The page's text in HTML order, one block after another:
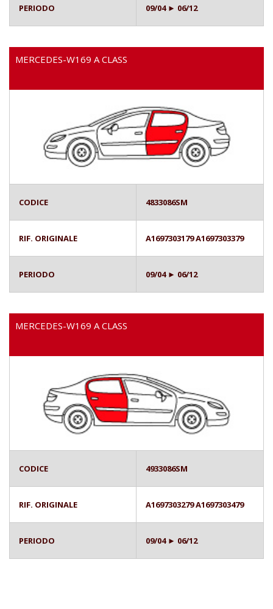
PERIODO 09/04 ► 06/12
MERCEDES-W169 A CLASS
CODICE 4833086SM
RIF. ORIGINALE A1697303179 A1697303379
PERIODO 09/04 ► 06/12
MERCEDES-W169 A CLASS
CODICE 4933086SM
RIF. ORIGINALE A1697303279 A1697303479
PERIODO 09/04 ► 06/12